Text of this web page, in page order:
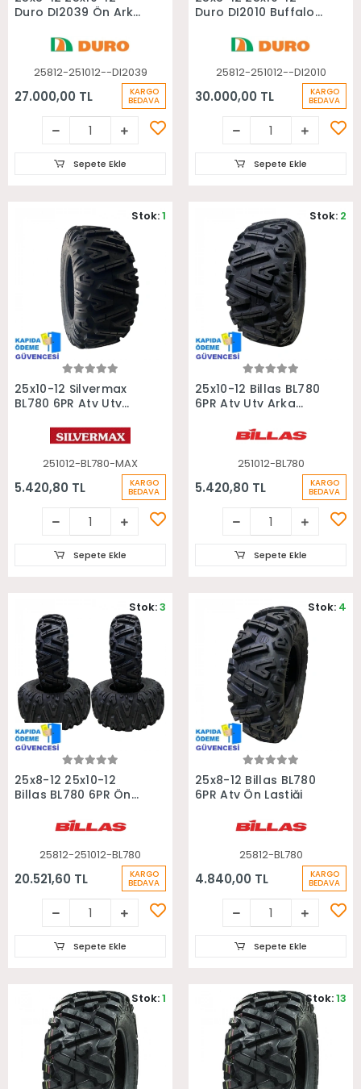
Duro DI2039 Ön Arka
25812-251012--DI2039
27.000,00 TL KARGO
BEDAVA
Sepete Ekle
Duro DI2010 Buffalo
Lastiği
25812-251012--DI2010
30.000,00 TL KARGO
BEDAVA
Sepete Ekle
Sepete Ekle
25x10-12 Silvermax
BL780 6PR Atv Utv
251012-BL780-MAX
5.420,80 TL KARGO
BEDAVA
Stok:1
Sepete Ekle
Sepete Ekle
25x10-12 Billas BL780
6PR Atv Utv Arka
251012-BL780
5.420,80 TL KARGO
BEDAVA
Stok: 2
Sepete Ekle
Sepete Ekle
25x8-12 25x10-12
Billas BL780 6PR Ön
25812-251012-BL780
20.521,60 TL KARGO
BEDAVA
Stok:3
Sepete Ekle
Sepete Ekle
25x8-12 Billas BL780
6PR Atv Ön Lastiği
25812-BL780
4.840,00 TL KARGO
BEDAVA
Stok: 4
Sepete Ekle
Stok:1 Stok:13